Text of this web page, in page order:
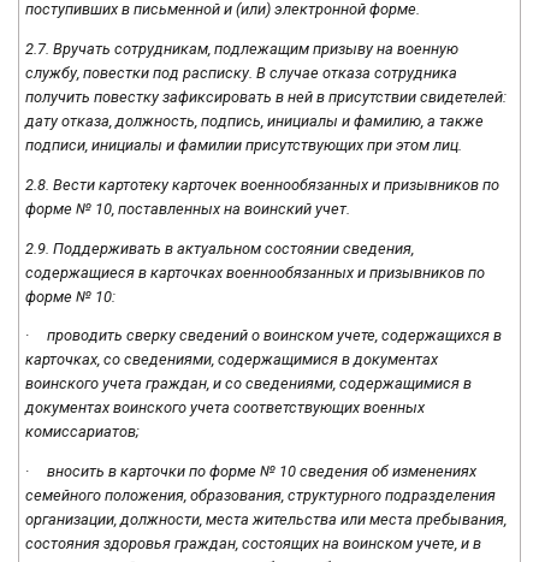
поступивших в письменной и (или) электронной форме.
2.7. Вручать сотрудникам, подлежащим призыву на военную
службу, повестки под расписку. В случае отказа сотрудника
получить повестку зафиксировать в ней в присутствии свидетелей:
дату отказа, должность, подпись, инициалы и фамилию, а также
подписи, инициалы и фамилии присутствующих при этом лиц.
2.8. Вести картотеку карточек военнообязанных и призывников по
форме № 10, поставленных на воинский учет.
2.9. Поддерживать в актуальном состоянии сведения,
содержащиеся в карточках военнообязанных и призывников по
форме № 10:
· проводить сверку сведений о воинском учете, содержащихся в
карточках, со сведениями, содержащимися в документах
воинского учета граждан, и со сведениями, содержащимися в
документах воинского учета соответствующих военных
комиссариатов;
· вносить в карточки по форме № 10 сведения об изменениях
семейного положения, образования, структурного подразделения
организации, должности, места жительства или места пребывания,
состояния здоровья граждан, состоящих на воинском учете, и в